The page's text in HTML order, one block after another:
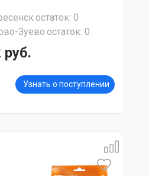
остаток: 0
Зуево остаток: 0
руб.
Узнать о поступлении